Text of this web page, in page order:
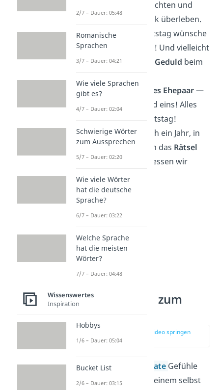
schnarchenden Nächten und
leerem Kühlschrank überleben.
Zu eurem Hochzeitstag wünsche
ich euch: weiter so! Und vielleicht
ein bisschen mehr Geduld beim
Ihr seid wie ein
altes Ehepaar—
ach stimmt, ihr seid eins! Alles
Liebe zum Hochzeitstag!
Glückwunsch! Noch ein Jahr, in
dem ihr erfolgreich das Rätsel
gelöst habt: „Was essen wir
heute?“
Zitate passend zum
zur Stelle im Video springen
(02:26)
Manchmal bringen Zitate Gefühle
auf den Punkt, für die einem selbst
2/7 – Dauer: 05:48
Romanische
Sprachen
3/7 – Dauer: 04:21
Wie viele Sprachen
gibt es?
4/7 – Dauer: 02:04
Schwierige Wörter
zum Aussprechen
5/7 – Dauer: 02:20
Wie viele Wörter
hat die deutsche
Sprache?
6/7 – Dauer: 03:22
Welche Sprache
hat die meisten
Wörter?
7/7 – Dauer: 04:48
Wissenswertes
Inspiration
Hobbys
1/6 – Dauer: 05:04
Bucket List
2/6 – Dauer: 03:15